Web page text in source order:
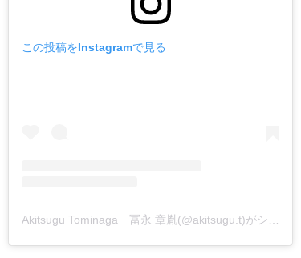
この投稿をInstagramで見る
Akitsugu Tominaga 冨永 章胤(@akitsugu.t)がシェアした投稿